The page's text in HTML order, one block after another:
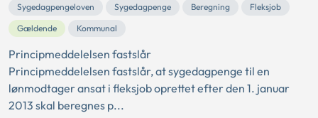
Sygedagpengeloven Sygedagpenge Beregning
Fleksjob
Gældende
Kommunal
Principmeddelelsen fastslår
Principmeddelelsen fastslår, at sygedagpenge til en
lønmodtager ansat i fleksjob oprettet efter den 1. januar
2013 skal beregnes p...